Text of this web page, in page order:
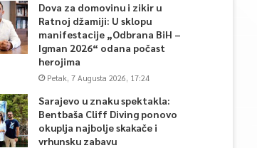
Dova za domovinu i zikir u
Ratnoj džamiji: U sklopu
manifestacije „Odbrana BiH –
Igman 2026“ odana počast
herojima
Petak, 7 Augusta 2026, 17:24
Sarajevo u znaku spektakla:
Bentbaša Cliff Diving ponovo
okuplja najbolje skakače i
vrhunsku zabavu